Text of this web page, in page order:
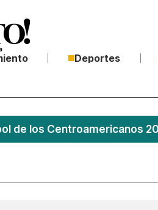
Deportes
de los Centroamericanos